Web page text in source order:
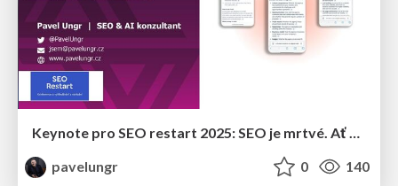
Keynote pro SEO restart 2025: SEO je mrtvé. Ať žije SEO!
pavelungr
0 140